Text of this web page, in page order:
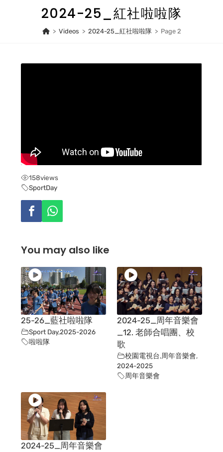
2024-25_紅社啦啦隊
> Videos > 2024-25_紅社啦啦隊 > Page 2
158views
SportDay
You may also like
25-26_藍社啦啦隊
Sport Day,2025-2026
啦啦隊
2024-25_周年音樂會
_12. 老師合唱團、校
歌
校園電視台,周年音樂會,
2024-2025
周年音樂會
2024-25_周年音樂會